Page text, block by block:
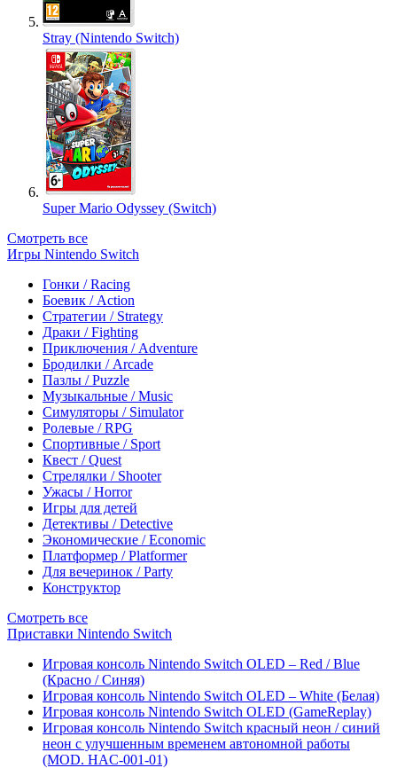
Stray (Nintendo Switch)
Super Mario Odyssey (Switch)
Смотреть все
Игры Nintendo Switch
Гонки / Racing
Боевик / Action
Стратегии / Strategy
Драки / Fighting
Приключения / Adventure
Бродилки / Arcade
Пазлы / Puzzle
Музыкальные / Music
Симуляторы / Simulator
Ролевые / RPG
Спортивные / Sport
Квест / Quest
Стрелялки / Shooter
Ужасы / Horror
Игры для детей
Детективы / Detective
Экономические / Economic
Платформер / Platformer
Для вечеринок / Party
Конструктор
Смотреть все
Приставки Nintendo Switch
Игровая консоль Nintendo Switch OLED – Red / Blue
(Красно / Синяя)
Игровая консоль Nintendo Switch OLED – White (Белая)
Игровая консоль Nintendo Switch OLED (GameReplay)
Игровая консоль Nintendo Switch красный неон / синий
неон с улучшенным временем автономной работы
(MOD. HAC-001-01)